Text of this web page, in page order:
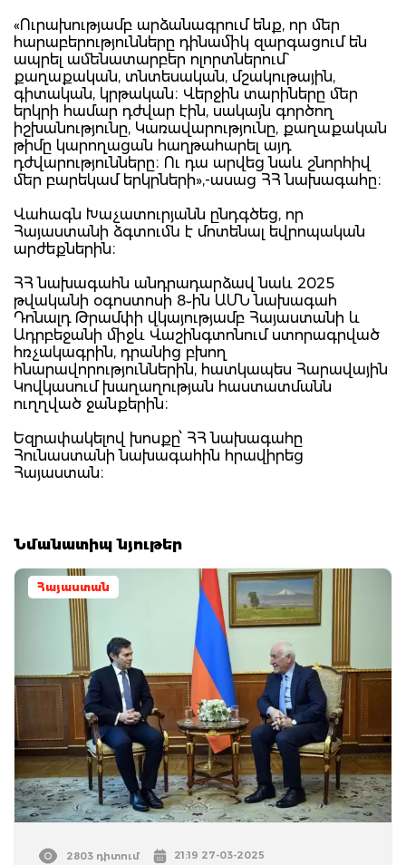
«Ուրախությամբ արձանագրում ենք, որ մեր
հարաբերությունները դինամիկ զարգացում են
ապրել ամենատարբեր ոլորտներում`
քաղաքական, տնտեսական, մշակութային,
գիտական, կրթական։ Վերջին տարիները մեր
երկրի համար դժվար էին, սակայն գործող
իշխանությունը, Կառավարությունը, քաղաքական
թիմը կարողացան հաղթահարել այդ
դժվարությունները։ Ու դա արվեց նաև շնորհիվ
մեր բարեկամ երկրների»,-ասաց ՀՀ նախագահը։
Վահագն Խաչատուրյանն ընդգծեց, որ
Հայաստանի ձգտումն է մոտենալ եվրոպական
արժեքներին։
ՀՀ նախագահն անդրադարձավ նաև 2025
թվականի օգոստոսի 8֊ին ԱՄՆ նախագահ
Դոնալդ Թրամփի վկայությամբ Հայաստանի և
Ադրբեջանի միջև Վաշինգտոնում ստորագրված
հռչակագրին, դրանից բխող
հնարավորություններին, հատկապես Հարավային
Կովկասում խաղաղության հաստատմանն
ուղղված ջանքերին։
Եզրափակելով խոսքը՝ ՀՀ նախագահը
Հունաստանի նախագահին հրավիրեց
Հայաստան։
Նմանատիպ նյութեր
Հայաստան
2803 դիտում 21:19 27-03-2025